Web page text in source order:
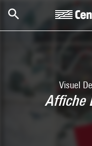
Visuel
Affiche